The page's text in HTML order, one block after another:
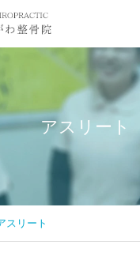
節障害
節障害の症状5選
アスリート
スリート